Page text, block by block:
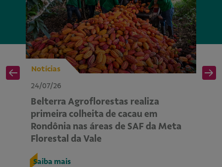
Notícias
24/07/26
Belterra Agroflorestas realiza
primeira colheita de cacau em
Rondônia nas áreas de SAF da Meta
Florestal da Vale
Saiba mais